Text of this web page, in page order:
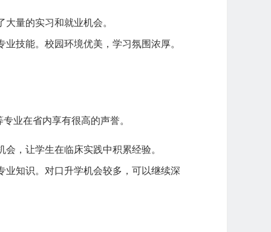
量的实习和就业机会。
技能。校园环境优美，学习氛围浓厚。
专业在省内享有很高的声誉。
，让学生在临床实践中积累经验。
知识。对口升学机会较多，可以继续深